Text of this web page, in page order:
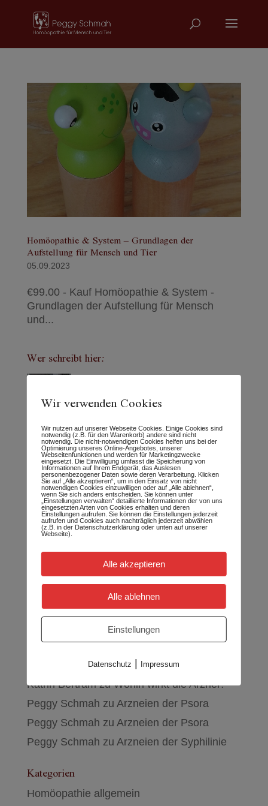
Homöopathie & System – Grundlagen der
Aufstellung für Mensch und Tier
05.09.2023
€99.00 - Kauf Homöopathie & System -
Grundlagen der Aufstellung für Mensch
und...
Wer schreibt hier:
Neueste Beiträge
Tierhomöopathie-Ausbildung – Was machen
wir anders?
Zukunfts-Kompetenzen
„Homöopathie ist interessant, aber viel zu
Individuell und kollektiv
Neueste Kommentare
Peggy SchmahzuWohin wirkt die Arznei?
Katrin BertramzuWohin wirkt die Arznei?
Peggy Schmah zu Arzneien der Psora
Peggy Schmah zu Arzneien der Psora
Peggy Schmah zu Arzneien der Syphilinie
Kategorien
Homöopathie allgemein
Wir verwenden Cookies
Wir nutzen auf unserer Webseite Cookies. Einige Cookies sind
notwendig (z.B. für den Warenkorb) andere sind nicht
notwendig. Die nicht-notwendigen Cookies helfen uns bei der
Optimierung unseres Online-Angebotes, unserer
Webseitenfunktionen und werden für Marketingzwecke
eingesetzt. Die Einwilligung umfasst die Speicherung von
Informationen auf Ihrem Endgerät, das Auslesen
personenbezogener Daten sowie deren Verarbeitung. Klicken
Sie auf „Alle akzeptieren“, um in den Einsatz von nicht
notwendigen Cookies einzuwilligen oder auf „Alle ablehnen“,
wenn Sie sich anders entscheiden. Sie können unter
„Einstellungen verwalten“ detaillierte Informationen der von uns
eingesetzten Arten von Cookies erhalten und deren
Einstellungen aufrufen. Sie können die Einstellungen jederzeit
aufrufen und Cookies auch nachträglich jederzeit abwählen
(z.B. in der Datenschutzerklärung oder unten auf unserer
Webseite).
Alle akzeptieren
Alle ablehnen
Einstellungen
Datenschutz | Impressum